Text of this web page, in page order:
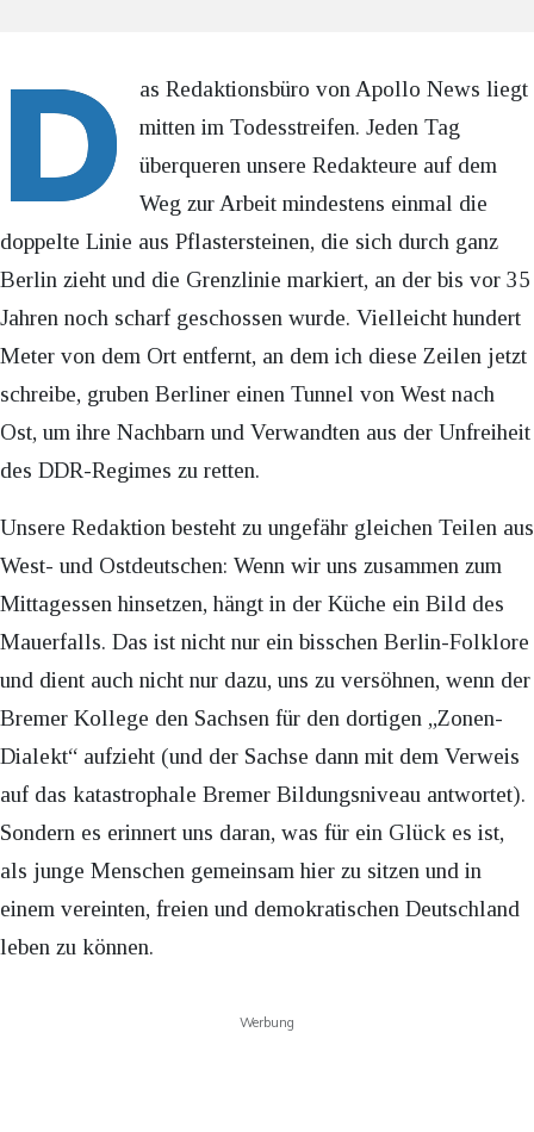
D
as Redaktionsbüro von Apollo News liegt
mitten im Todesstreifen. Jeden Tag
überqueren unsere Redakteure auf dem
Weg zur Arbeit mindestens einmal die
doppelte Linie aus Pflastersteinen, die sich durch ganz
Berlin zieht und die Grenzlinie markiert, an der bis vor 35
Jahren noch scharf geschossen wurde. Vielleicht hundert
Meter von dem Ort entfernt, an dem ich diese Zeilen jetzt
schreibe, gruben Berliner einen Tunnel von West nach
Ost, um ihre Nachbarn und Verwandten aus der Unfreiheit
des DDR-Regimes zu retten.
Unsere Redaktion besteht zu ungefähr gleichen Teilen aus
West- und Ostdeutschen: Wenn wir uns zusammen zum
Mittagessen hinsetzen, hängt in der Küche ein Bild des
Mauerfalls. Das ist nicht nur ein bisschen Berlin-Folklore
und dient auch nicht nur dazu, uns zu versöhnen, wenn der
Bremer Kollege den Sachsen für den dortigen „Zonen-
Dialekt“ aufzieht (und der Sachse dann mit dem Verweis
auf das katastrophale Bremer Bildungsniveau antwortet).
Sondern es erinnert uns daran, was für ein Glück es ist,
als junge Menschen gemeinsam hier zu sitzen und in
einem vereinten, freien und demokratischen Deutschland
leben zu können.
Werbung